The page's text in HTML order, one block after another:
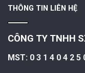
THÔNG TIN LIÊN HỆ
CÔNG TY TNHH
MST: 0 3 1 4 0 4 2 5